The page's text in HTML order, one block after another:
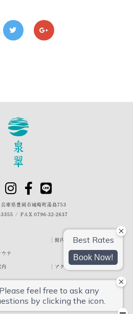
庫県豊岡市城崎町湯島753
/ FAX.0796-32-2637
館内・施設
ナ
内
アクセス
款
プライバシーポリシー
声 泉翠ブログ